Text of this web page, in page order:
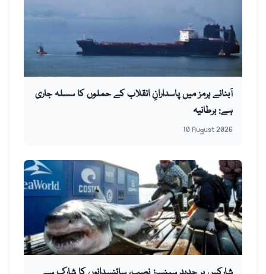
آبنائے ہرمز میں پاسدارانِ انقلاب کے حملوں کا سسلہ جاری
ہے: برطانیہ
10 August 2026